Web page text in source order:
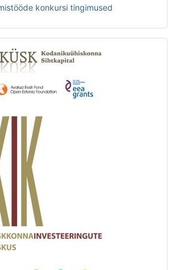
konkursi tingimused